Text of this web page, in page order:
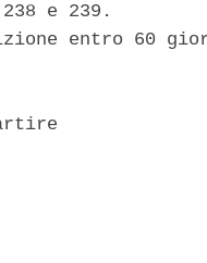
e 239.
entro 60